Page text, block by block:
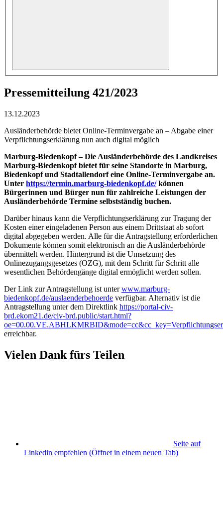
Pressemitteilung 421/2023
13.12.2023
Ausländerbehörde bietet Online-Terminvergabe an – Abgabe einer
Verpflichtungserklärung nun auch digital möglich
Marburg-Biedenkopf – Die Ausländerbehörde des Landkreises
Marburg-Biedenkopf bietet für seine Standorte in Marburg,
Biedenkopf und Stadtallendorf eine Online-Terminvergabe an.
Unter https://termin.marburg-biedenkopf.de/können
Bürgerinnen und Bürger nun für zahlreiche Leistungen der
Ausländerbehörde Termine selbstständig buchen.
Darüber hinaus kann die Verpflichtungserklärung zur Tragung der
Kosten einer eingeladenen Person aus einem Drittstaat ab sofort
digital abgegeben werden. Alle für die Antragstellung erforderlichen
Dokumente können somit elektronisch an die Ausländerbehörde
übermittelt werden. Hintergrund ist die Umsetzung des
Onlinezugangsgesetzes (OZG), mit dem Schritt für Schritt alle
wesentlichen Behördengänge digital ermöglicht werden sollen.
Der Link zur Antragstellung ist unterwww.marburg-
biedenkopf.de/auslaenderbehoerde verfügbar. Alternativ ist die
Antragstellung unter dem Direktlink https://portal-civ-
brd.ekom21.de/civ-brd.public/start.html?
erreichbar.
Vielen Dank fürs Teilen
Seite auf
Linkedin empfehlen (Öffnet in einem neuen Tab)